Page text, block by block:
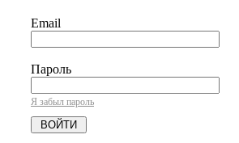
Email
Пароль
Я забыл пароль